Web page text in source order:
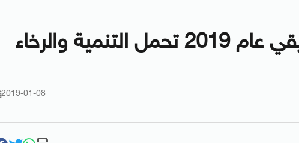
رئاسة مصر للاتحاد الإفريقي عام 2019 تحمل التنمية والرخاء
2019-01-08